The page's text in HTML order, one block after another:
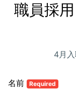
職員採
4月
名前 Required